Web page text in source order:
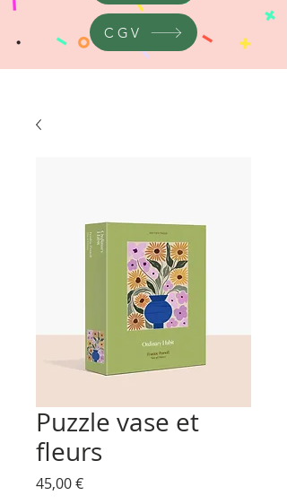
CGV
Puzzle vase et
fleurs
45,00 €Prix